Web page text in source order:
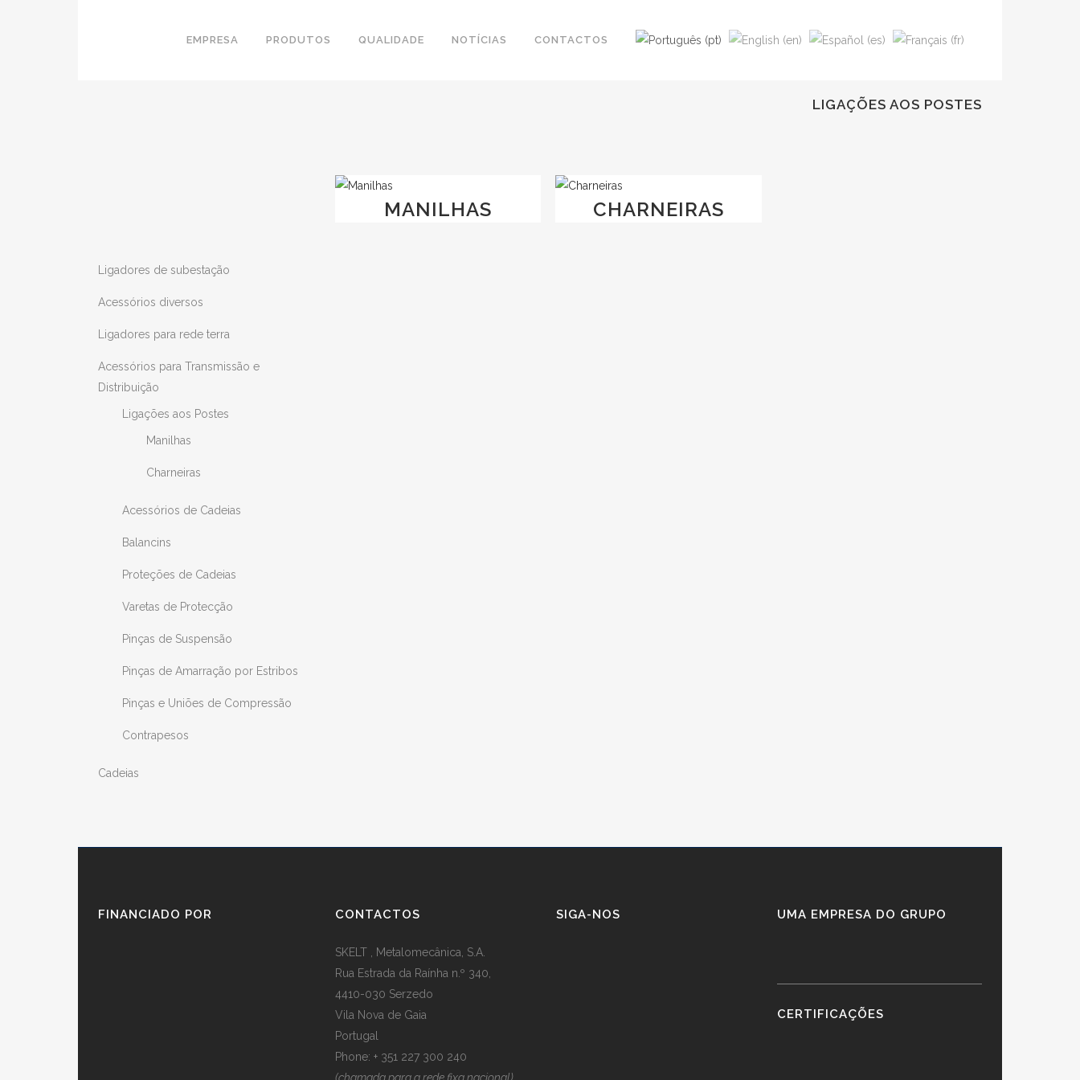
EMPRESA PRODUTOS QUALIDADE NOTÍCIAS CONTACTOS
LIGAÇÕES AOS POSTES
Ligadores de subestação
Acessórios diversos
Ligadores para rede terra
Acessórios para Transmissão e
Distribuição
Ligações aos Postes
Manilhas
Charneiras
Acessórios de Cadeias
Balancins
Proteções de Cadeias
Varetas de Protecção
Pinças de Suspensão
Pinças de Amarração por Estribos
Pinças e Uniões de Compressão
Contrapesos
Cadeias
MANILHAS CHARNEIRAS
FINANCIADO POR CONTACTOS
SKELT , Metalomecânica, S.A.
Rua Estrada da Raínha n.º 340,
4410-030 Serzedo
Vila Nova de Gaia
Portugal
Phone: + 351 227 300 240
SIGA-NOS UMA EMPRESA DO GRUPO
CERTIFICAÇÕES